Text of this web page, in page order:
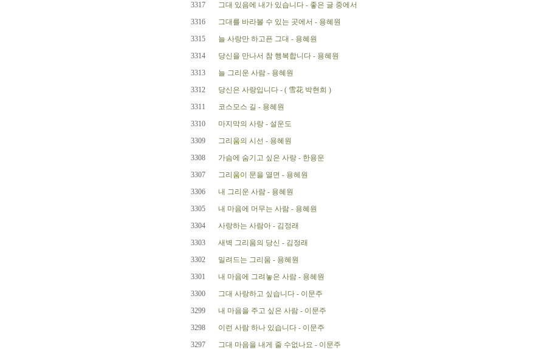
3317 그대 있음에 내가 있습니다 - 좋은 글 중에서
3316
그대를 바라볼 수 있는 곳에서 - 용혜원
3315
늘 사랑만 하고픈 그대 - 용혜원
3314
당신을 만나서 참 행복합니다 - 용혜원
3313
늘 그리운 사람 - 용혜원
3312
당신은 사랑입니다 - ( 雪花 박현희 )
3311
코스모스 길 - 용혜원
3310
마지막의 사랑 - 설운도
3309
그리움의 시선 - 용혜원
3308
가슴에 숨기고 싶은 사랑 - 한용운
3307
그리움이 문을 열면 - 용헤원
3306
내 그리운 사람 - 용혜원
3305
내 마음에 머무는 사람 - 용혜원
3304
사랑하는 사람아 - 김정래
3303
새벽 그리움의 당신 - 김정래
3302
밀려드는 그리움 - 용혜원
3301
내 마음에 그려놓은 사람 - 용혜원
3300
그대 사랑하고 싶습니다 - 이문주
3299
내 마음을 주고 싶은 사람 - 이문주
3298
이런 사람 하나 있습니다 - 이문주
3297
그대 마음을 내게 줄 수없나요 - 이문주